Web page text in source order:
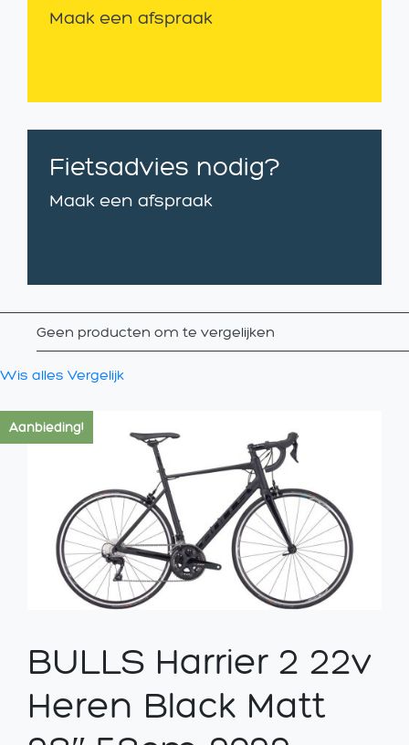
Maak een afspraak
Fietsadvies nodig?
Maak een afspraak
Geen producten om te vergelijken
Wis alles Vergelijk
Aanbieding!
BULLS Harrier 2 22v
Heren Black Matt